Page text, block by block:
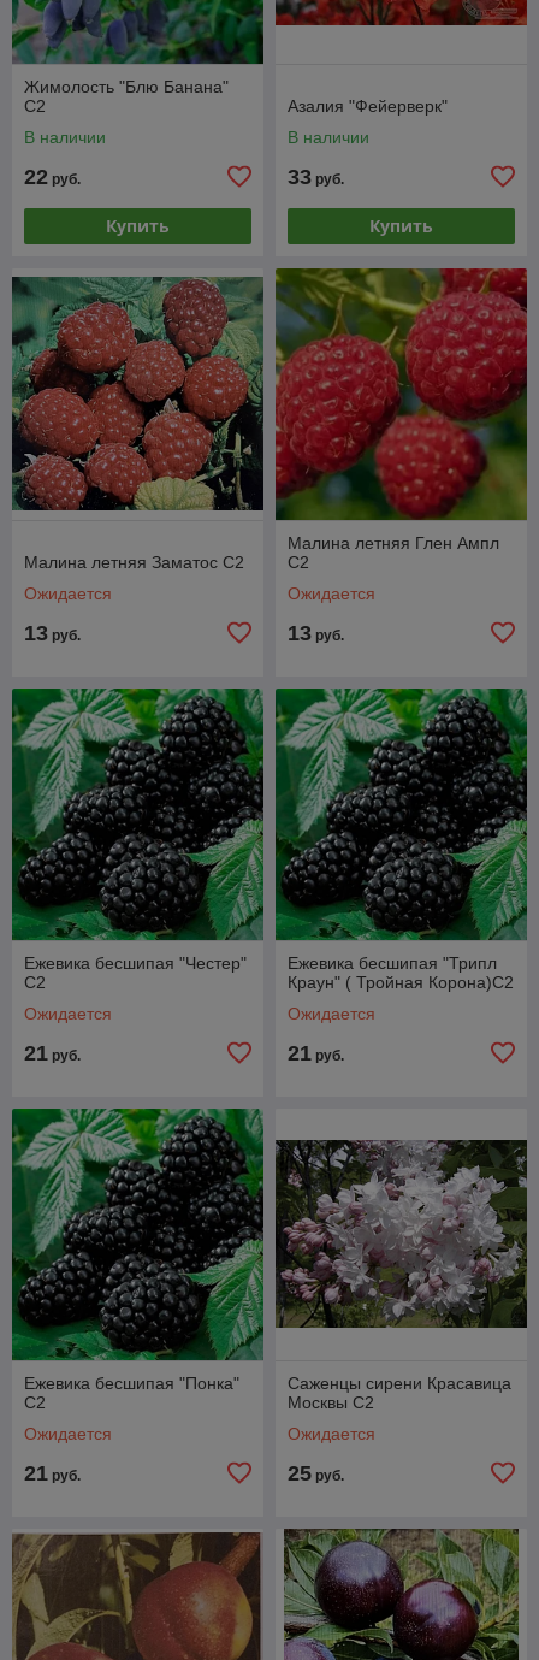
Жимолость "Блю Банана"
С2
В наличии
22 руб.
Купить
Азалия "Фейерверк"
В наличии
33 руб.
Купить
Малина летняя Заматос С2
Ожидается
13 руб.
Малина летняя Глен Ампл
С2
Ожидается
13 руб.
Ежевика бесшипая "Честер"
С2
Ожидается
21 руб.
Ежевика бесшипая "Трипл
Краун" ( Тройная Корона)С2
Ожидается
21 руб.
Ежевика бесшипая "Понка"
С2
Ожидается
21 руб.
Саженцы сирени Красавица
Москвы С2
Ожидается
25 руб.